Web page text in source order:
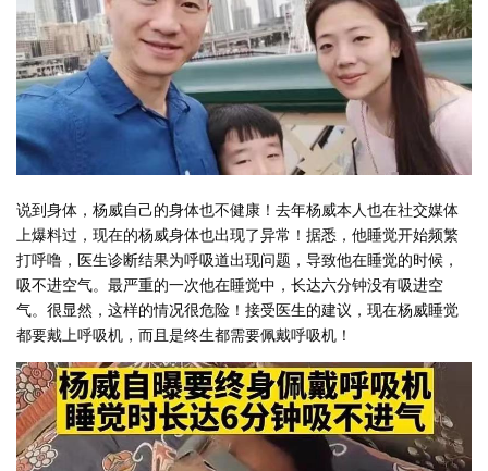
说到身体，杨威自己的身体也不健康！去年杨威本人也在社交媒体
上爆料过，现在的杨威身体也出现了异常！据悉，他睡觉开始频繁
打呼噜，医生诊断结果为呼吸道出现问题，导致他在睡觉的时候，
吸不进空气。最严重的一次他在睡觉中，长达六分钟没有吸进空
气。很显然，这样的情况很危险！接受医生的建议，现在杨威睡觉
都要戴上呼吸机，而且是终生都需要佩戴呼吸机！